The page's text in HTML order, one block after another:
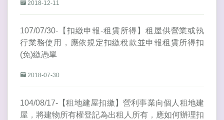
2018-12-11
107/07/30-【扣繳申報-租賃所得】租屋供營業或執
行業務使用，應依規定扣繳稅款並申報租賃所得扣
(免)繳憑單
2018-07-30
104/08/17-【租地建屋扣繳】營利事業向個人租地建
屋，將建物所有權登記為出租人所有，應如何辦理扣